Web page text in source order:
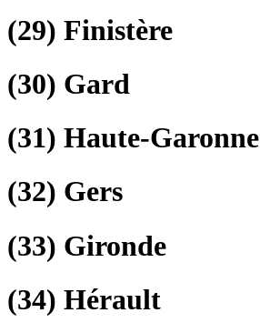
(29) Finistère
(30) Gard
(31) Haute-Garonne
(32) Gers
(33) Gironde
(34) Hérault